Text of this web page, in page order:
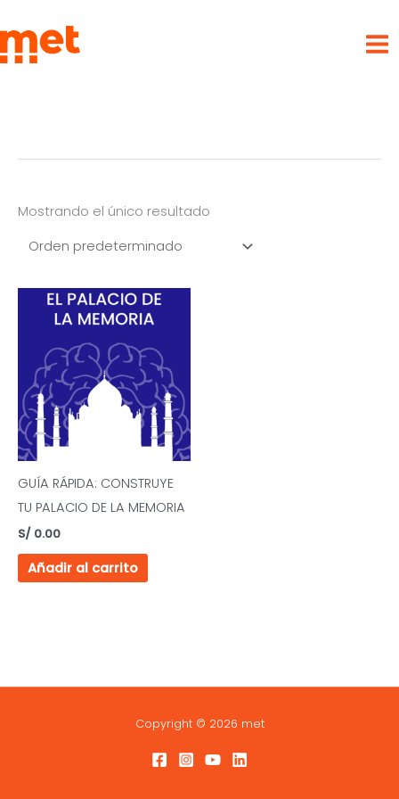
al
contenido
Mostrando el único resultado
GUÍA RÁPIDA: CONSTRUYE
TU PALACIO DE LA MEMORIA
S/ 0.00
Añadir al carrito
Copyright © 2026 met